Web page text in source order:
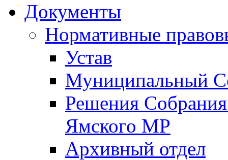
Документы
Нормативные
Устав
Муниципальный
Решения
Ямского МР
Архивный отдел